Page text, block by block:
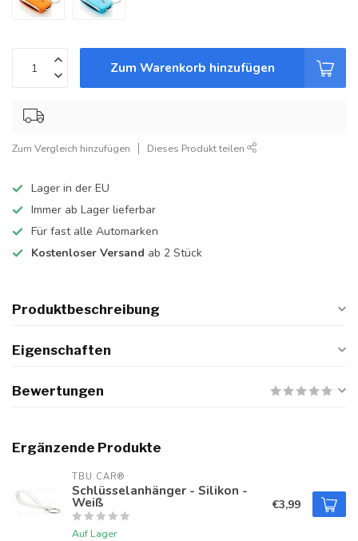
Zum Warenkorb hinzufügen
Zum Vergleich hinzufügen Dieses Produkt teilen
Lager in der EU
Immer ab Lager lieferbar
Für fast alle Automarken
Kostenloser Versand ab 2 Stück
Produktbeschreibung
Eigenschaften
Bewertungen
Ergänzende Produkte
TBU CAR®
Schlüsselanhänger - Silikon -
Weiß
Auf Lager
€3,99